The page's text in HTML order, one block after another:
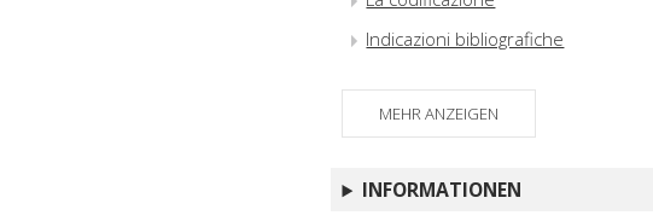
Indicazioni bibliografiche
MEHR ANZEIGEN
INFORMATIONEN